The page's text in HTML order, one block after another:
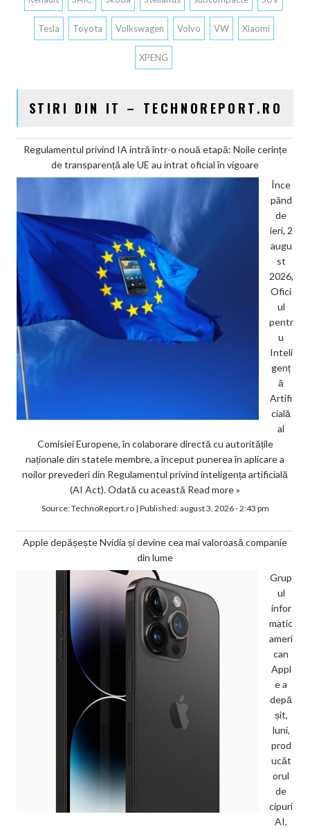
Tesla Toyota Volkswagen Volvo VW Xiaomi
XPENG
STIRI DIN IT – TECHNOREPORT.RO
Regulamentul privind IA intră într-o nouă etapă: Noile cerințe
de transparență ale UE au intrat oficial în vigoare
Înce
pând
de
ieri, 2
augu
st
2026,
Ofici
ul
pentr
u
Inteli
genț
ă
Artifi
cială
al
Comisiei Europene, în colaborare directă cu autoritățile
naționale din statele membre, a început punerea în aplicare a
noilor prevederi din Regulamentul privind inteligența artificială
(AI Act). Odată cu această Read more »
Source:TechnoReport.ro| Published:august 3, 2026 - 2:43 pm
Apple depășește Nvidia și devine cea mai valoroasă companie
din lume
Grup
ul
infor
matic
ameri
can
Appl
e a
depă
șit,
luni,
prod
ucăt
orul
de
cipuri
AI,